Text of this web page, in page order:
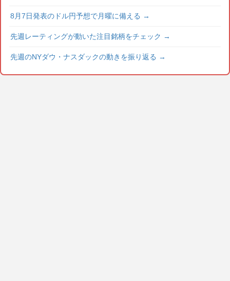
8月7日発表のドル円予想で月曜に備える →
先週レーティングが動いた注目銘柄をチェック →
先週のNYダウ・ナスダックの動きを振り返る →